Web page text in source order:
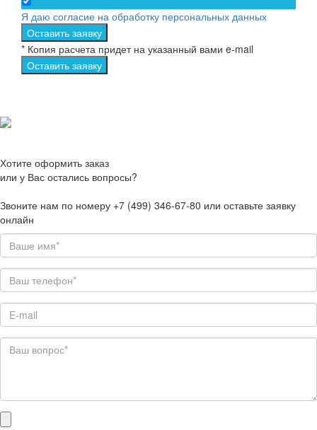
Я даю согласие на обработку персональных данных
Оставить заявку
* Копия расчета придет на указанный вами e-mail
Оставить заявку
Хотите оформить заказ
или у Вас остались вопросы?
Звоните нам по номеру +7 (499) 346-67-80 или оставьте заявку
онлайн